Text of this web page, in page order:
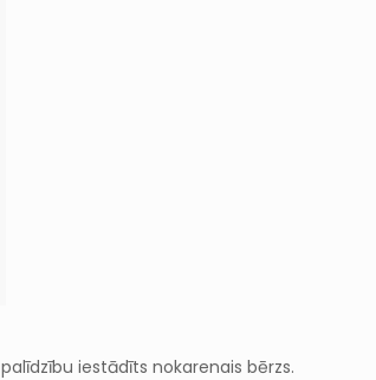
palīdzību iestādīts nokarenais bērzs.